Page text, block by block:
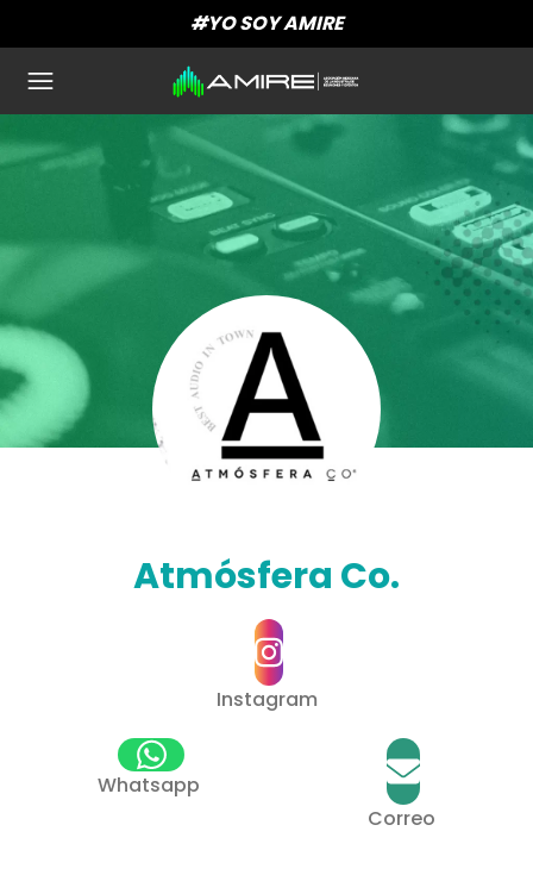
#YO SOY AMIRE
Atmósfera Co.
Instagram
Whatsapp
Correo